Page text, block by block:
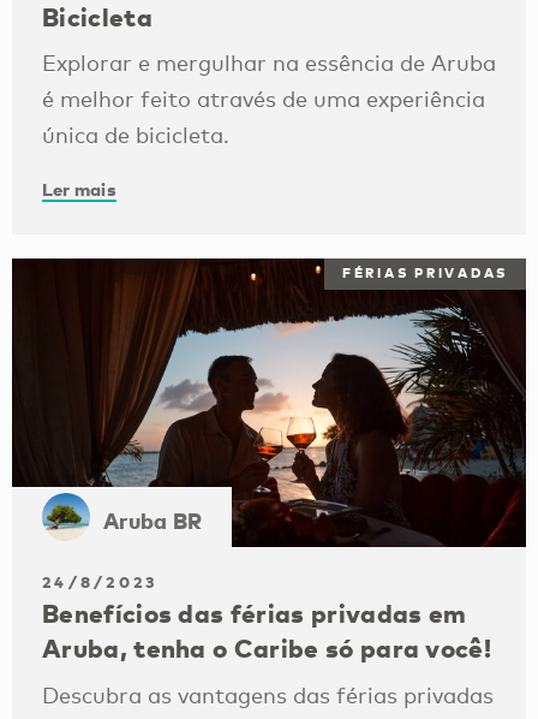
Bicicleta
Explorar e mergulhar na essência de Aruba
é melhor feito através de uma experiência
única de bicicleta.
Ler mais
FÉRIAS PRIVADAS
Aruba BR
24/8/2023
Benefícios das férias privadas em
Aruba, tenha o Caribe só para você!
Descubra as vantagens das férias privadas